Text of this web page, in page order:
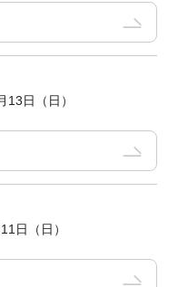
日（日）
日（日）